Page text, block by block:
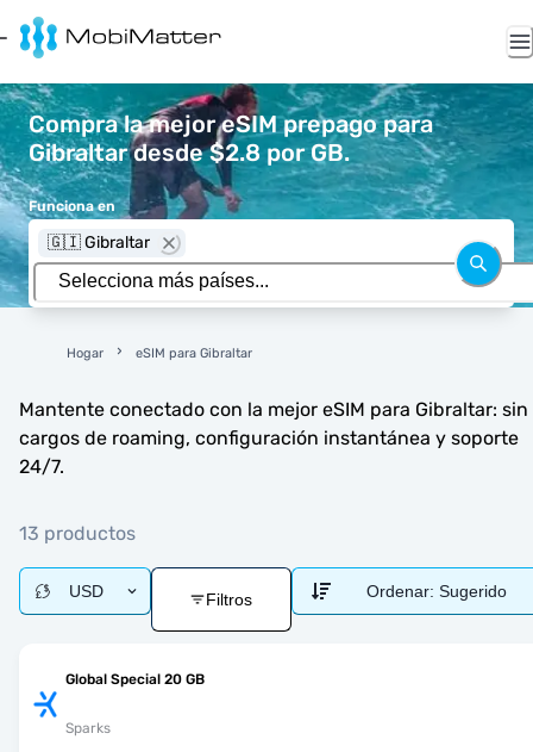
Compra la mejor eSIM prepago para
Gibraltar desde $2.8 por GB.
Funciona en
🇬🇮 Gibraltar
Hogar eSIM para Gibraltar
Mantente conectado con la mejor eSIM para Gibraltar: sin
cargos de roaming, configuración instantánea y soporte
24/7.
13 productos
USD Filtros Ordenar: Sugerido
Global Special 20 GB
Sparks